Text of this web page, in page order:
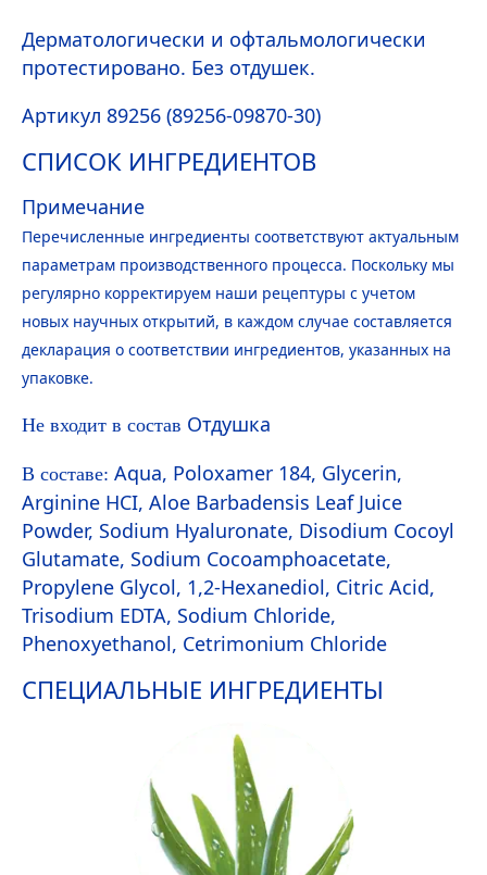
Дерматологически и офтальмологически
протестировано. Без отдушек.
Артикул 89256 (89256-09870-30)
СПИСОК ИНГРЕДИЕНТОВ
Примечание
Перечисленные ингредиенты соответствуют актуальным
параметрам производственного процесса. Поскольку мы
регулярно корректируем наши рецептуры с учетом
новых научных открытий, в каждом случае составляется
декларация о соответствии ингредиентов, указанных на
упаковке.
Не входит в состав Отдушка
В составе: Aqua, Poloxamer 184, Glycerin,
Arginine HCI, Aloe Barbadensis Leaf Juice
Powder, Sodium Hyaluronate, Disodium Cocoyl
Glutamate, Sodium Cocoamphoacetate,
Propylene Glycol, 1,2-Hexanediol, Citric Acid,
Trisodium EDTA, Sodium Chloride,
Phenoxyethanol, Cetrimonium Chloride
СПЕЦИАЛЬНЫЕ ИНГРЕДИЕНТЫ